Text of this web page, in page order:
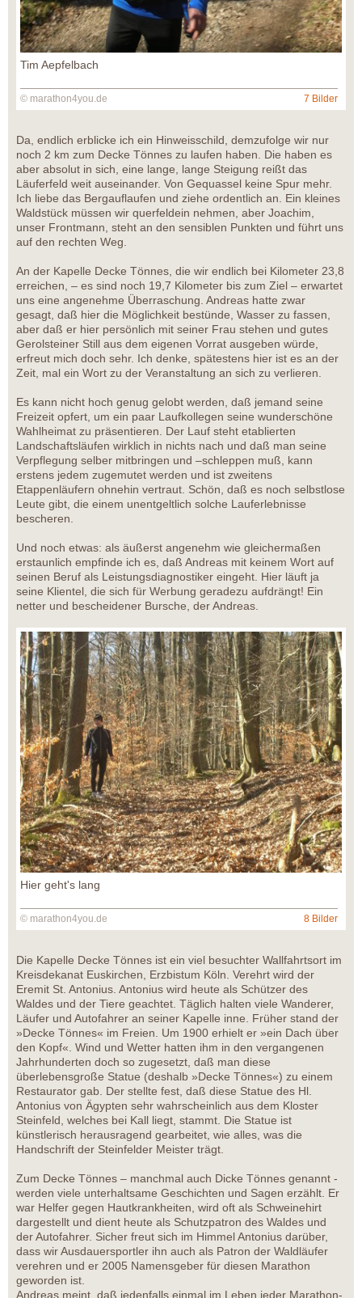
Tim Aepfelbach
© marathon4you.de 7 Bilder
Da, endlich erblicke ich ein Hinweisschild, demzufolge wir nur
noch 2 km zum Decke Tönnes zu laufen haben. Die haben es
aber absolut in sich, eine lange, lange Steigung reißt das
Läuferfeld weit auseinander. Von Gequassel keine Spur mehr.
Ich liebe das Bergauflaufen und ziehe ordentlich an. Ein kleines
Waldstück müssen wir querfeldein nehmen, aber Joachim,
unser Frontmann, steht an den sensiblen Punkten und führt uns
auf den rechten Weg.
An der Kapelle Decke Tönnes, die wir endlich bei Kilometer 23,8
erreichen, – es sind noch 19,7 Kilometer bis zum Ziel – erwartet
uns eine angenehme Überraschung. Andreas hatte zwar
gesagt, daß hier die Möglichkeit bestünde, Wasser zu fassen,
aber daß er hier persönlich mit seiner Frau stehen und gutes
Gerolsteiner Still aus dem eigenen Vorrat ausgeben würde,
erfreut mich doch sehr. Ich denke, spätestens hier ist es an der
Zeit, mal ein Wort zu der Veranstaltung an sich zu verlieren.
Es kann nicht hoch genug gelobt werden, daß jemand seine
Freizeit opfert, um ein paar Laufkollegen seine wunderschöne
Wahlheimat zu präsentieren. Der Lauf steht etablierten
Landschaftsläufen wirklich in nichts nach und daß man seine
Verpflegung selber mitbringen und –schleppen muß, kann
erstens jedem zugemutet werden und ist zweitens
Etappenläufern ohnehin vertraut. Schön, daß es noch selbstlose
Leute gibt, die einem unentgeltlich solche Lauferlebnisse
bescheren.
Und noch etwas: als äußerst angenehm wie gleichermaßen
erstaunlich empfinde ich es, daß Andreas mit keinem Wort auf
seinen Beruf als Leistungsdiagnostiker eingeht. Hier läuft ja
seine Klientel, die sich für Werbung geradezu aufdrängt! Ein
netter und bescheidener Bursche, der Andreas.
Hier geht's lang
© marathon4you.de 8 Bilder
Die Kapelle Decke Tönnes ist ein viel besuchter Wallfahrtsort im
Kreisdekanat Euskirchen, Erzbistum Köln. Verehrt wird der
Eremit St. Antonius. Antonius wird heute als Schützer des
Waldes und der Tiere geachtet. Täglich halten viele Wanderer,
Läufer und Autofahrer an seiner Kapelle inne. Früher stand der
»Decke Tönnes« im Freien. Um 1900 erhielt er »ein Dach über
den Kopf«. Wind und Wetter hatten ihm in den vergangenen
Jahrhunderten doch so zugesetzt, daß man diese
überlebensgroße Statue (deshalb »Decke Tönnes«) zu einem
Restaurator gab. Der stellte fest, daß diese Statue des Hl.
Antonius von Ägypten sehr wahrscheinlich aus dem Kloster
Steinfeld, welches bei Kall liegt, stammt. Die Statue ist
künstlerisch herausragend gearbeitet, wie alles, was die
Handschrift der Steinfelder Meister trägt.
Zum Decke Tönnes – manchmal auch Dicke Tönnes genannt -
werden viele unterhaltsame Geschichten und Sagen erzählt. Er
war Helfer gegen Hautkrankheiten, wird oft als Schweinehirt
dargestellt und dient heute als Schutzpatron des Waldes und
der Autofahrer. Sicher freut sich im Himmel Antonius darüber,
dass wir Ausdauersportler ihn auch als Patron der Waldläufer
verehren und er 2005 Namensgeber für diesen Marathon
geworden ist.
Andreas meint, daß jedenfalls einmal im Leben jeder Marathon-